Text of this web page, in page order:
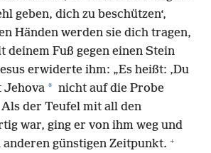
geben, dich zu beschützen‘,
Händen werden sie dich tragen,
deinem Fuß gegen einen Stein
erwiderte ihm: „Es heißt: ‚Du
Jehova * nicht auf die Probe
Als der Teufel mit all den
war, ging er von ihm weg und
günstigen Zeitpunkt. +